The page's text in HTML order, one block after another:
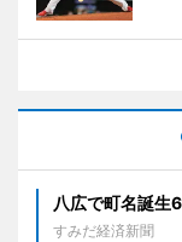
八広で町名誕
すみだ経済新聞